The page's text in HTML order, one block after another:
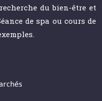
du bien-être et
de spa ou cours de